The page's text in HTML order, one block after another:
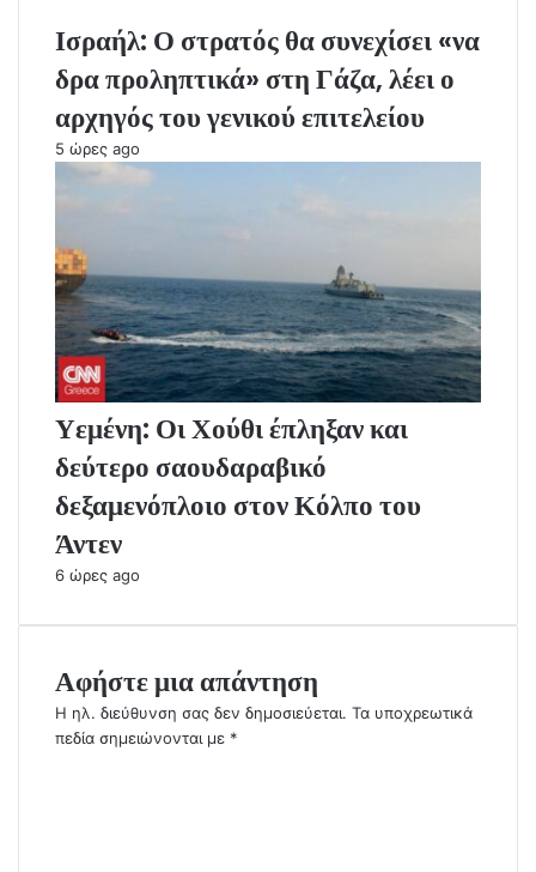
Ισραήλ: Ο στρατός θα συνεχίσει «να
δρα προληπτικά» στη Γάζα, λέει ο
αρχηγός του γενικού επιτελείου
5 ώρες ago
Υεμένη: Οι Χούθι έπληξαν και
δεύτερο σαουδαραβικό
δεξαμενόπλοιο στον Κόλπο του
Άντεν
6 ώρες ago
Αφήστε μια απάντηση
Η ηλ. διεύθυνση σας δεν δημοσιεύεται. Τα υποχρεωτικά
πεδία σημειώνονται με *